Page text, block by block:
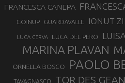
FRANCESCA CANEPA
GOINUP GUARDAVALLE IONUT
LUCA CERVA LUCA DEL PERO
MARINA PLAVAN
ORNELLA BOSCO PAOLO
TAVAGNASCO TOR DES